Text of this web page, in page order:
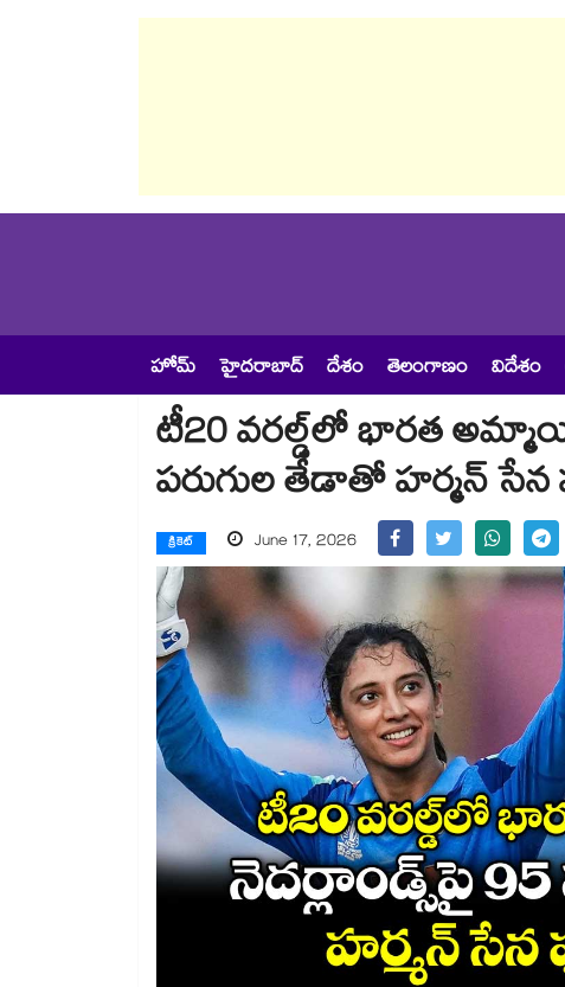
హోమ్ హైదరాబాద్ దేశం తెలంగాణం విదేశం
టీ20 వరల్డ్‎లో భారత
పరుగుల తేడాతో హర్మన్
క్రికెట్ June 17, 2026